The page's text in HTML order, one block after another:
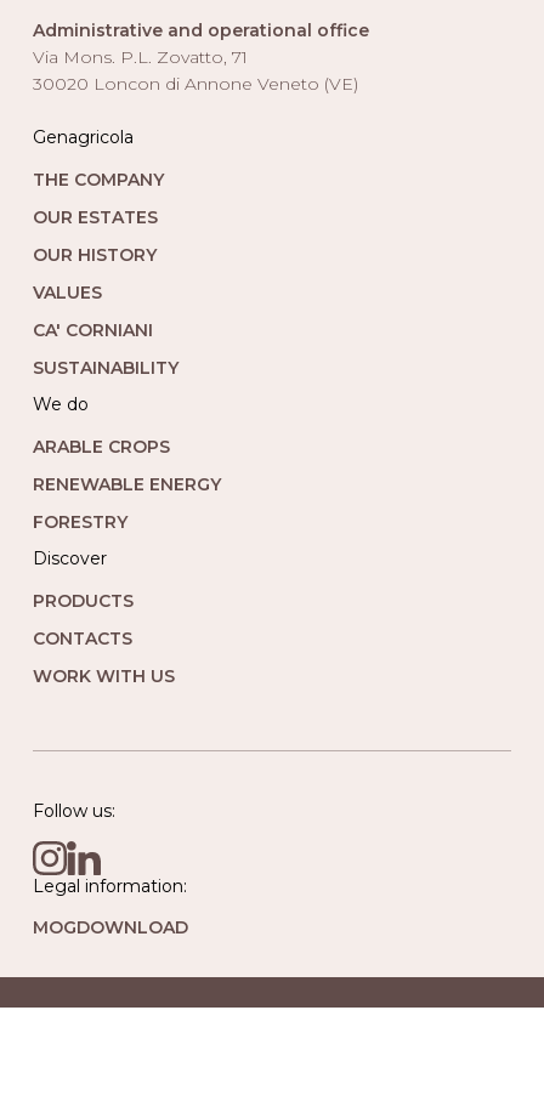
Administrative and operational office
Via Mons. P.L. Zovatto, 71
30020 Loncon di Annone Veneto (VE)
Genagricola
THE COMPANY
OUR ESTATES
OUR HISTORY
VALUES
CA' CORNIANI
SUSTAINABILITY
we do
ARABLE CROPS
RENEWABLE ENERGY
FORESTRY
Discover
PRODUCTS
CONTACTS
WORK WITH US
Follow us:
Legal information:
MOGDOWNLOAD